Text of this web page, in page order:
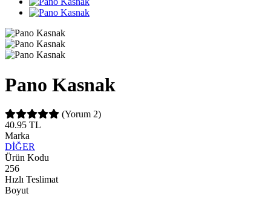
Pano Kasnak
(Yorum 2)
40.95 TL
Marka
DİĞER
Ürün Kodu
256
Hızlı Teslimat
Boyut